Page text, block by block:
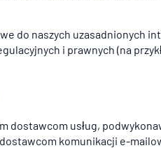
do naszych uzasadnionych
i prawnych (na
dostawcom usług,
komunikacji e-